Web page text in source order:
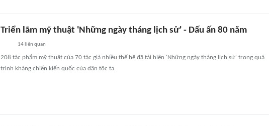
Triển lãm mỹ thuật 'Những ngày tháng lịch sử' - Dấu ấn 80 năm
14liên quan
208 tác phẩm mỹ thuật của 70 tác giả nhiều thế hệ đã tái hiện 'Những ngày tháng lịch sử' trong quá
trình kháng chiến kiến quốc của dân tộc ta.